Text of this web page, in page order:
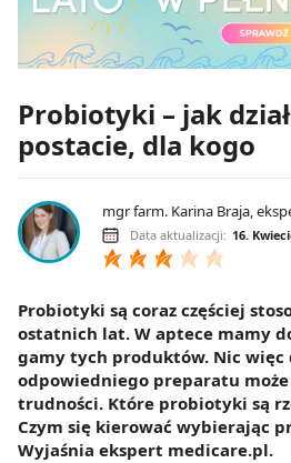
Probiotyki – jak
postacie, dla kogo
mgr farm. Karina Braja,
Data aktualizacji: 16.
Probiotyki są coraz częściej
ostatnich lat. W aptece mamy
gamy tych produktów. Nic więc
odpowiedniego preparatu
trudności. Które probiotyki są
Czym się kierować wybierając
Wyjaśnia ekspert medicare.pl.